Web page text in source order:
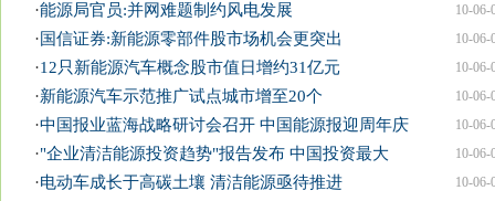
10-06-
·能源局官员:并网难题制约风电发展
10-06-
· 国信证券:新能源零部件股市场机会更突出
10-06-
·12只新能源汽车概念股市值日增约31亿元
10-06-
·新能源汽车示范推广试点城市增至20个
10-06-
·中国报业蓝海战略研讨会召开 中国能源报迎周年庆
10-06-
·"企业清洁能源投资趋势"报告发布 中国投资最大
10-06-
·电动车成长于高碳土壤 清洁能源亟待推进